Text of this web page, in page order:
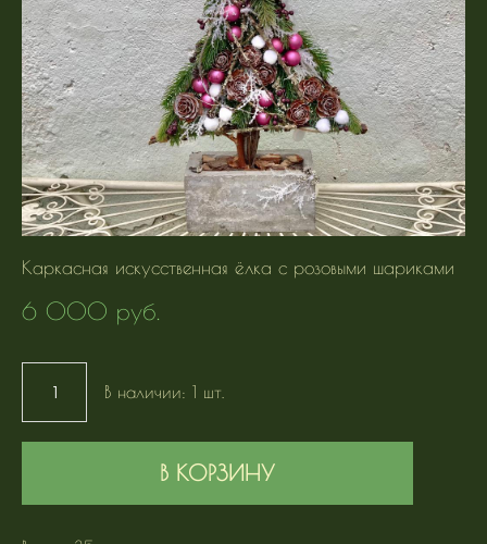
Каркасная искусственная ёлка с розовыми шариками
6 000 pуб.
В наличии: 1 шт.
В КОРЗИНУ